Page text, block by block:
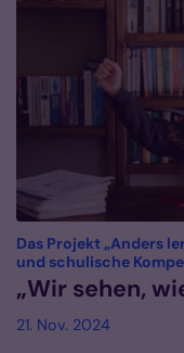
Das Projekt „Anders
und schulische
„Wir sehen,
21. Nov. 2024